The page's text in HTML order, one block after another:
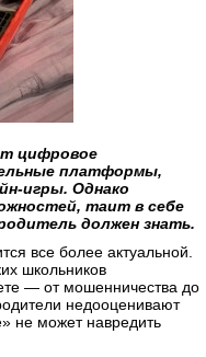
цифровое
платформы,
игры. Однако
таит в себе
должен знать.
все более актуальной.
школьников
— от мошенничества до
недооценивают
не может навредить